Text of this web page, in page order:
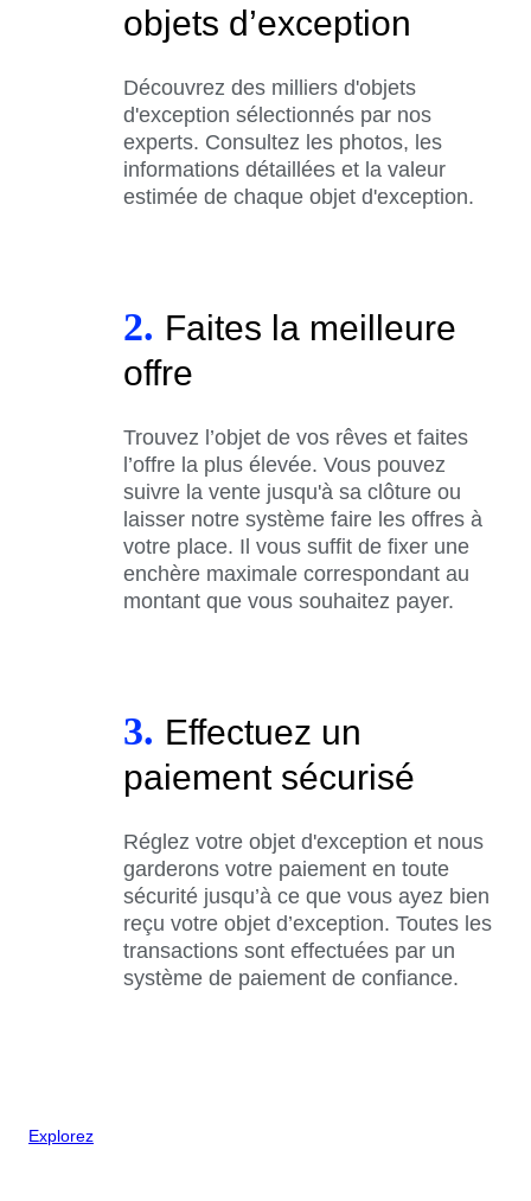
objets d’exception
Découvrez des milliers d'objets
d'exception sélectionnés par nos
experts. Consultez les photos, les
informations détaillées et la valeur
estimée de chaque objet d'exception.
2. Faites la meilleure
offre
Trouvez l’objet de vos rêves et faites
l’offre la plus élevée. Vous pouvez
suivre la vente jusqu'à sa clôture ou
laisser notre système faire les offres à
votre place. Il vous suffit de fixer une
enchère maximale correspondant au
montant que vous souhaitez payer.
3. Effectuez un
paiement sécurisé
Réglez votre objet d'exception et nous
garderons votre paiement en toute
sécurité jusqu’à ce que vous ayez bien
reçu votre objet d’exception. Toutes les
transactions sont effectuées par un
système de paiement de confiance.
Explorez